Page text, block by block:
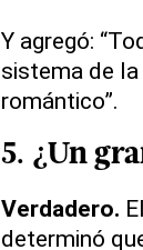
Y agregó:
sistema de la
romántico”.
5. ¿Un
Verdadero.
determinó